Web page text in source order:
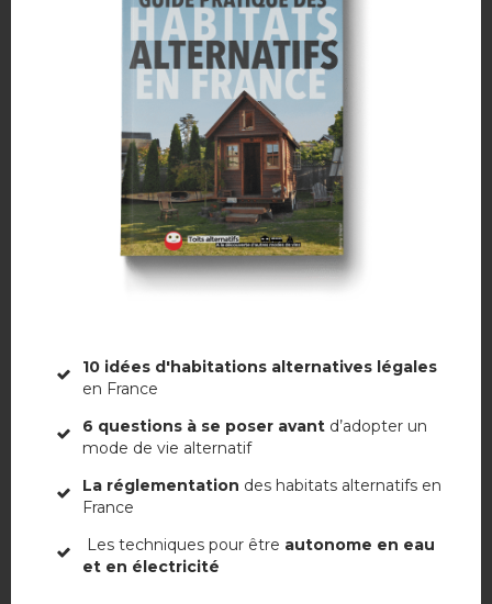
@Foster Huntington
thecindercone.com
simple un moyen de ne pas
vivre dans la
surconsommation, et une
façon de respecter la nature.
Il a construit deux cabanes
qui sont reliées entre-elles
par un pont : la première
cabane est un atelier, la
seconde est la
chambre. Toujours dans
cette idée de réaliser un rêve
d’enfant, il construit également un skatepark en bas de chez lui.
très bonne connexion 4G et en Wifi , ce qui lui permet de
10 idées d'habitations alternatives légales
en France
6 questions à se poser avant d’adopter un
mode de vie alternatif
La réglementation des habitats alternatifs en
France
Les techniques pour être autonome en eau
et en électricité